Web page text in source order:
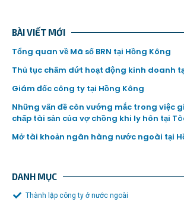
BÀI VIẾT MỚI
Tổng quan về Mã số BRN tại Hồng Kông
Thủ tục chấm dứt hoạt động kinh doanh
Giám đốc công ty tại Hồng Kông
Những vấn đề còn vướng mắc trong việc
chấp tài sản của vợ chồng khi ly hôn tại
Mở tài khoản ngân hàng nước ngoài tại
DANH MỤC
Thành lập công ty ở nước ngoài